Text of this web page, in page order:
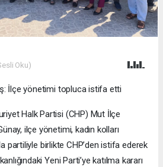
Oku)
İlçe yönetimi topluca istifa etti
Halk Partisi (CHP) Mut İlçe
ilçe yönetimi, kadın kolları
partiliyle birlikte CHP’den istifa ederek
Yeni Parti’ye katılma kararı